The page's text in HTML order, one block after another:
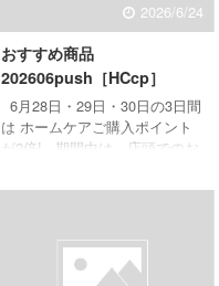
品を購入された場合、ホームケ
アポイントの反映は商品購入日
から8日後（ご購入日含む）と
なります。 EBMオンラインス
タジオをチェック & ...
2026/6/24
おすすめ商品
202606push［HCcp］
6月28日・29日・30日の3日間
は ホームケアご購入ポイント
が2倍! 期間中は、店頭でのお
ラインスタジオでのお買い物も
し、 お好きなホームケア商品
もしくは コースのお値引きに